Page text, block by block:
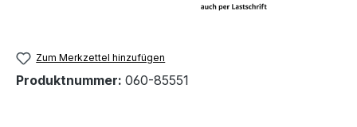
Zum Merkzettel hinzufügen
Produktnummer: 060-85551